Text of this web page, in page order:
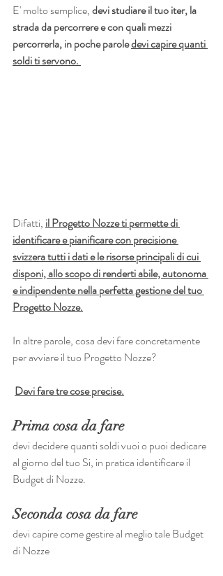
E' molto semplice, devi studiare il tuo iter, la
strada da percorrere e con quali mezzi
percorrerla, in poche parole devi capire quanti
soldi ti servono.
Difatti, il Progetto Nozze ti permette di
identificare e pianificare con precisione
svizzera tutti i dati e le risorse principali di cui
disponi, allo scopo di renderti abile, autonoma
e indipendente nella perfetta gestione del tuo
Progetto Nozze.
In altre parole, cosa devi fare concretamente
per avviare il tuo Progetto Nozze?
Devi fare tre cose precise.
Prima cosa da fare
devi decidere quanti soldi vuoi o puoi dedicare
al giorno del tuo Si, in pratica identificare il
Budget di Nozze.
Seconda cosa da fare
devi capire come gestire al meglio tale Budget
di Nozze